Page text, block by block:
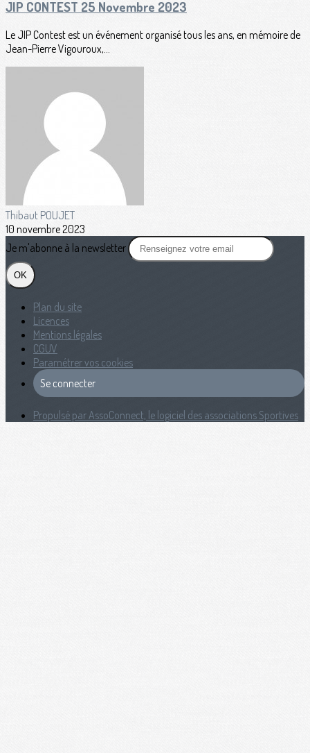
JIP CONTEST 25 Novembre 2023
Le JIP Contest est un événement organisé tous les ans, en mémoire de
Jean-Pierre Vigouroux,...
Thibaut POUJET
10 novembre 2023
Je m'abonne à la newsletter
OK
Plan du site
Licences
Mentions légales
CGUV
Paramétrer vos cookies
Se connecter
Propulsé par AssoConnect, le logiciel des associations Sportives